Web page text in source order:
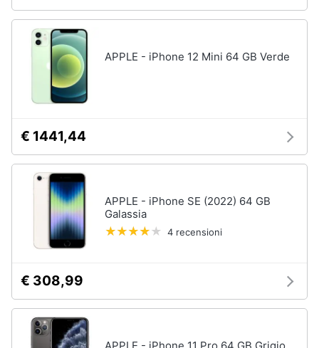
APPLE - iPhone 12 Mini 64 GB Verde
€ 1441,44
APPLE - iPhone SE (2022) 64 GB
Galassia
4 recensioni
€ 308,99